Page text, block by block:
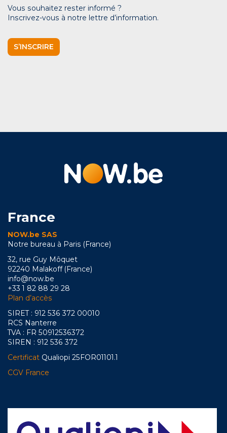
Vous souhaitez rester informé ?
Inscrivez-vous à notre lettre d’information.
S’INSCRIRE
France
NOW.be SAS
Notre bureau à Paris (France)
32, rue Guy Môquet
92240 Malakoff (France)
info@now.be
+33 1 82 88 29 28
Plan d’accès
SIRET : 912 536 372 00010
RCS Nanterre
TVA : FR 50912536372
SIREN : 912 536 372
Certificat Qualiopi 25FOR01101.1
CGV France